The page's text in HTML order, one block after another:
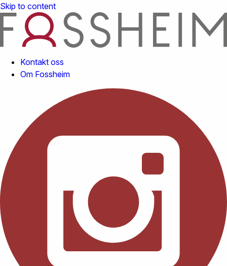
Skip to content
Kontakt oss
Om Fossheim